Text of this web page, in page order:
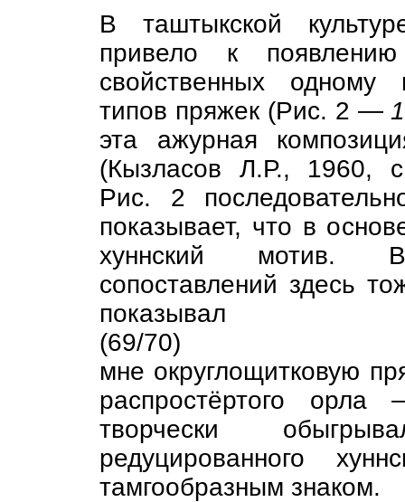
В таштыкской
привело к
свойственных одному
типов пряжек (Рис. 2 —
эта ажурная
(Кызласов Л.Р., 1960,
Рис. 2
показывает, что в
хуннский мотив.
сопоставлений здесь
показывал
(69/70)
мне округлощитковую
распростёртого
творчески
редуцированного
тамгообразным знаком.